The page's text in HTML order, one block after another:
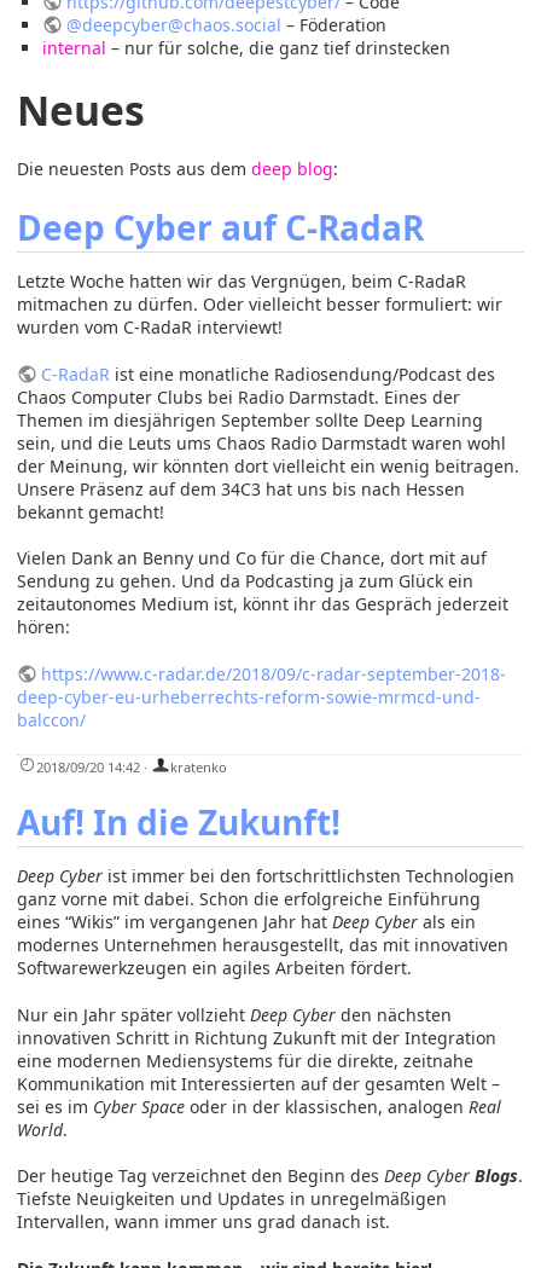
@deepcyber@chaos.social – Föderation
internal – nur für solche, die ganz tief drinstecken
Neues
Die neuesten Posts aus dem deep blog:
Deep Cyber auf C-RadaR
Letzte Woche hatten wir das Vergnügen, beim C-RadaR
mitmachen zu dürfen. Oder vielleicht besser formuliert: wir
wurden vom C-RadaR interviewt!
C-RadaR ist eine monatliche Radiosendung/Podcast des
Chaos Computer Clubs bei Radio Darmstadt. Eines der
Themen im diesjährigen September sollte Deep Learning
sein, und die Leuts ums Chaos Radio Darmstadt waren wohl
der Meinung, wir könnten dort vielleicht ein wenig beitragen.
Unsere Präsenz auf dem 34C3 hat uns bis nach Hessen
bekannt gemacht!
Vielen Dank an Benny und Co für die Chance, dort mit auf
Sendung zu gehen. Und da Podcasting ja zum Glück ein
zeitautonomes Medium ist, könnt ihr das Gespräch jederzeit
hören:
https://www.c-radar.de/2018/09/c-radar-september-2018-
deep-cyber-eu-urheberrechts-reform-sowie-mrmcd-und-
balccon/
2018/09/20 14:42 · kratenko
Auf! In die Zukunft!
Deep Cyber ist immer bei den fortschrittlichsten Technologien
ganz vorne mit dabei. Schon die erfolgreiche Einführung
eines “Wikis” im vergangenen Jahr hat Deep Cyber als ein
modernes Unternehmen herausgestellt, das mit innovativen
Softwarewerkzeugen ein agiles Arbeiten fördert.
Nur ein Jahr später vollzieht Deep Cyber den nächsten
innovativen Schritt in Richtung Zukunft mit der Integration
eine modernen Mediensystems für die direkte, zeitnahe
Kommunikation mit Interessierten auf der gesamten Welt –
sei es im Cyber Space oder in der klassischen, analogen Real
World.
Der heutige Tag verzeichnet den Beginn des Deep Cyber Blogs.
Tiefste Neuigkeiten und Updates in unregelmäßigen
Intervallen, wann immer uns grad danach ist.